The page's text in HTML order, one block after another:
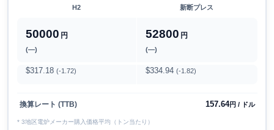
H2 新断プレス
50000 円
(―)
52800 円
(―)
$317.18 (-1.72) $334.94 (-1.82)
換算レート (TTB) 157.64円 / ドル
* 3地区電炉メーカー購入価格平均（トン当たり）